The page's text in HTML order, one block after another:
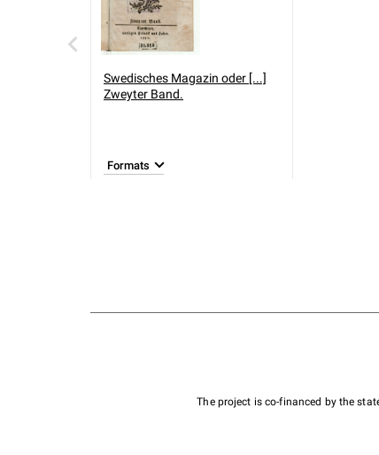
Swedisches Magazin oder [...]
Zweyter Band.
Formats
The project is co-financed by the